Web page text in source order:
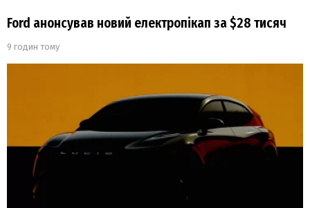
Ford анонсував новий електропікап за $28 тисяч
9 годин тому